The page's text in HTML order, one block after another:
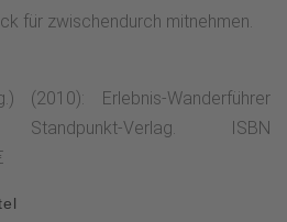
Wennetal stetig bergan. Auch
die Homert hinein.Mit Blick auf
lag im Mittelalter ein Wallburg,
bei Ausgrabungen freigelegt
die nach Reiste führende
in das Tal der Kleinen Ilpe.
für zwischendurch mitnehmen.
(2010): Erlebnis-Wanderführer
Standpunkt-Verlag. ISBN